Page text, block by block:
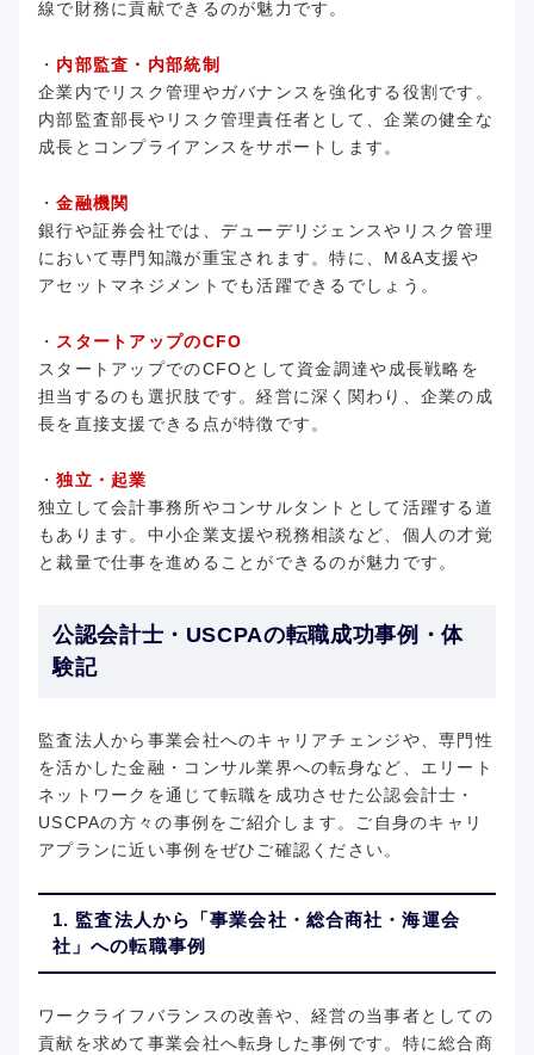
線で財務に貢献できるのが魅力です。
・ 内部監査・内部統制
企業内でリスク管理やガバナンスを強化する役割です。
内部監査部長やリスク管理責任者として、企業の健全な
成長とコンプライアンスをサポートします。
・金融機関
銀行や証券会社では、デューデリジェンスやリスク管理
において専門知識が重宝されます。特に、M&A支援や
アセットマネジメントでも活躍できるでしょう。
・ スタートアップのCFO
スタートアップでのCFOとして資金調達や成長戦略を
担当するのも選択肢です。経営に深く関わり、企業の成
長を直接支援できる点が特徴です。
・独立・起業
独立して会計事務所やコンサルタントとして活躍する道
もあります。中小企業支援や税務相談など、個人の才覚
と裁量で仕事を進めることができるのが魅力です。
公認会計士・USCPAの転職成功事例・体
験記
監査法人から事業会社へのキャリアチェンジや、専門性
を活かした金融・コンサル業界への転身など、エリート
ネットワークを通じて転職を成功させた公認会計士・
USCPAの方々の事例をご紹介します。ご自身のキャリ
アプランに近い事例をぜひご確認ください。
1. 監査法人から「事業会社・総合商社・海運会
社」への転職事例
ワークライフバランスの改善や、経営の当事者としての
貢献を求めて事業会社へ転身した事例です。特に総合商